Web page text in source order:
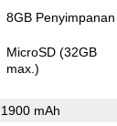
8GB Penyimpanan
MicroSD (32GB
max.)
1900 mAh